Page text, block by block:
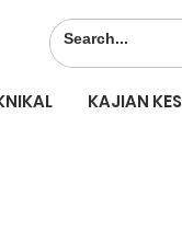
KAJIAN KES